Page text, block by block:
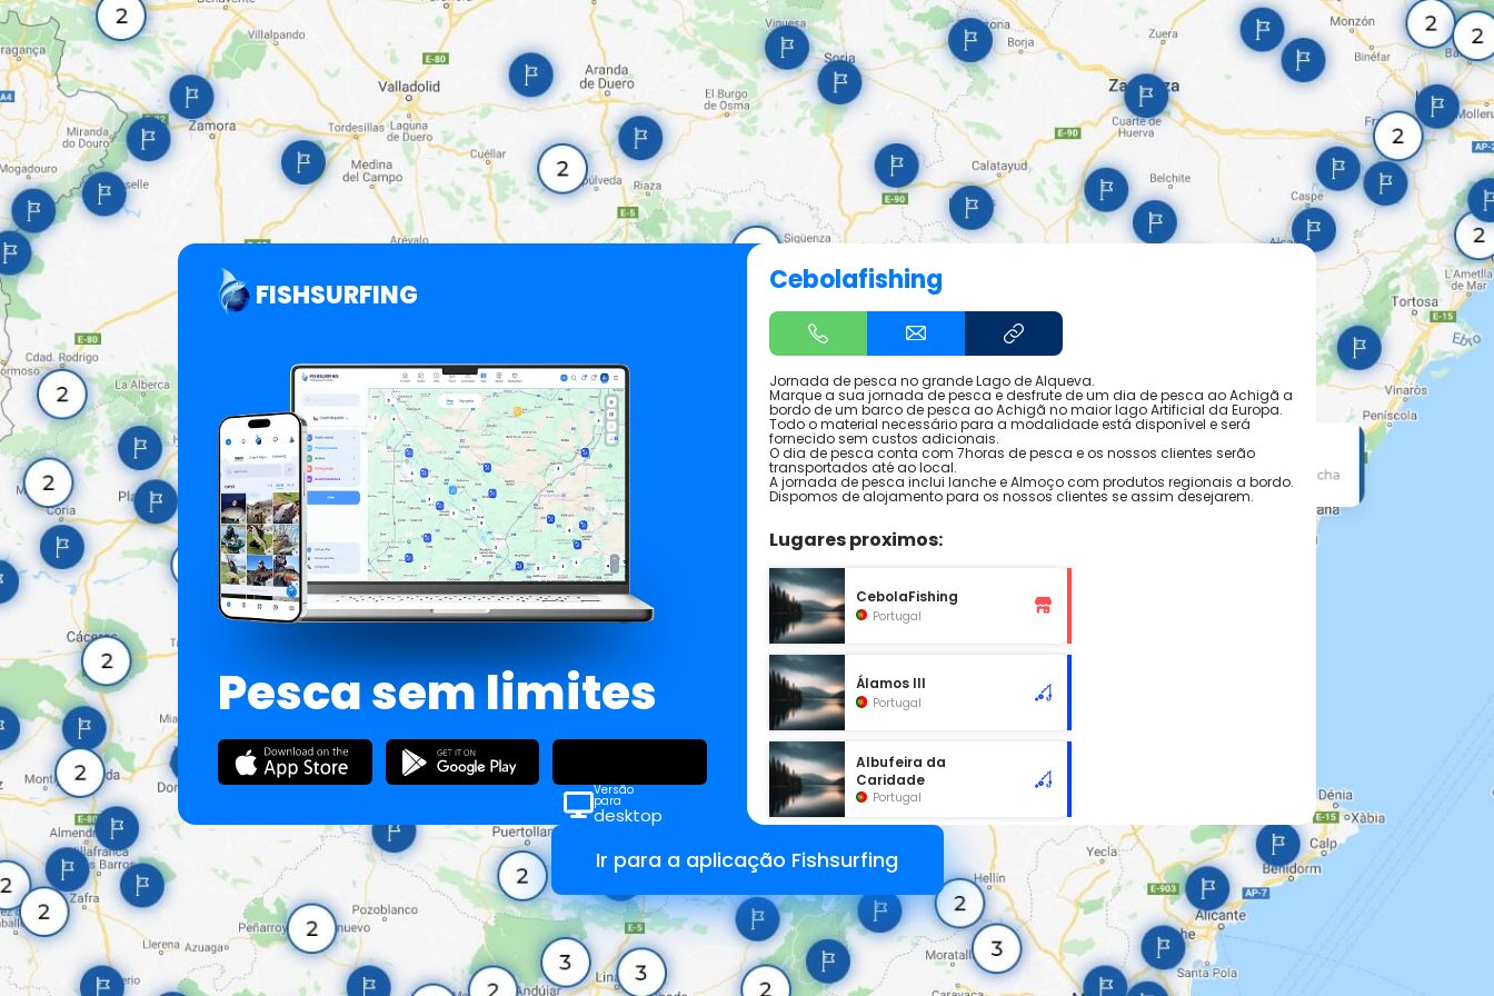
FISHSURFING
Pesca sem limites
Versão
para
desktop
Cebolafishing
Jornada de pesca no grande Lago de Alqueva.
Marque a sua jornada de pesca e desfrute de um dia de pesca ao Achigã a
bordo de um barco de pesca ao Achigã no maior lago Artificial da Europa.
Todo o material necessário para a modalidade está disponível e será
fornecido sem custos adicionais.
O dia de pesca conta com 7horas de pesca e os nossos clientes serão
transportados até ao local.
A jornada de pesca inclui lanche e Almoço com produtos regionais a bordo.
Dispomos de alojamento para os nossos clientes se assim desejarem.
Lugares proximos:
CebolaFishing
Portugal
Álamos III
Portugal
Albufeira da
Caridade
Portugal
Ir para a aplicação Fishsurfing